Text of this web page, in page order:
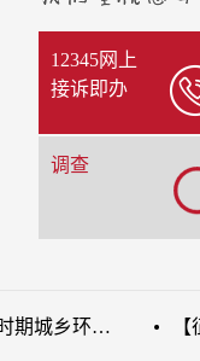
12345网上
接诉即办
调查
【征集】关于对《大兴区“十五五”时期城乡环境建设发展规划（征求意见稿）》公开征集意见的公告